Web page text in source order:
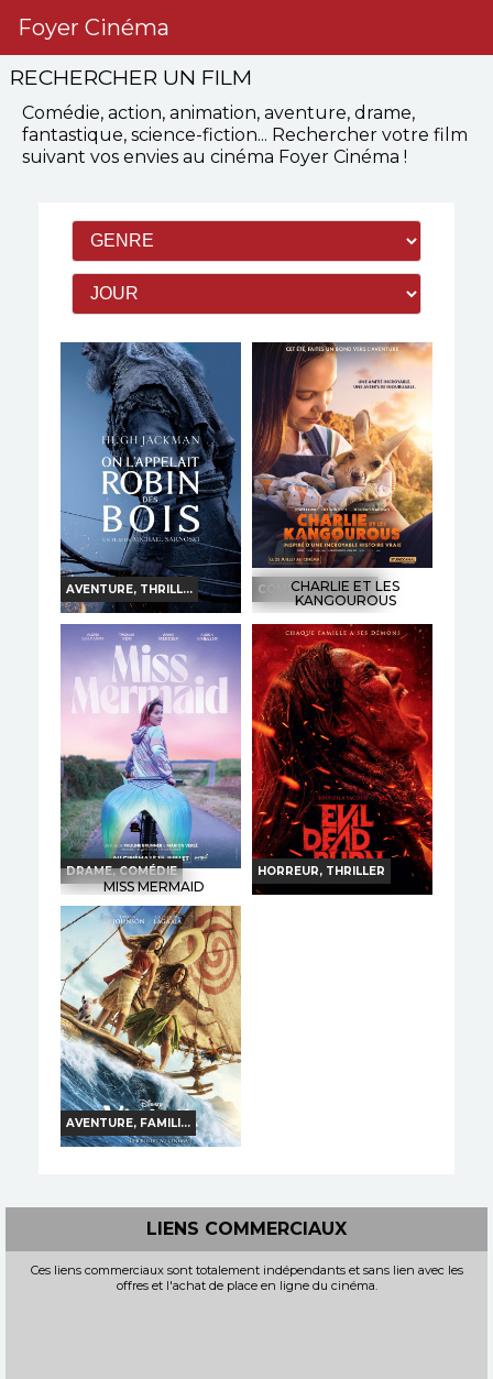
Foyer Cinéma
RECHERCHER UN FILM
Comédie, action, animation, aventure, drame,
fantastique, science-fiction... Rechercher votre film
suivant vos envies au cinéma Foyer Cinéma !
AVENTURE, THRILL...
ON L'APPELAIT ROBIN
DES BOIS
Horaires et Infos
Bande-annonce
Réservation
INT. -12ans VF
COMÉDIE, FAMILI...
CHARLIE ET LES
KANGOUROUS
Horaires et Infos
Bande-annonce
Réservation
TOUT PUBLIC VF
DRAME, COMÉDIE
MISS MERMAID
Horaires et Infos
Bande-annonce
Réservation
TOUT PUBLIC VF
HORREUR, THRILLER
AVENTURE, FAMILI...
Horaires et Infos
Bande-annonce
LIENS COMMERCIAUX
Ces liens commerciaux sont totalement indépendants et sans lien avec les
offres et l'achat de place en ligne du cinéma.